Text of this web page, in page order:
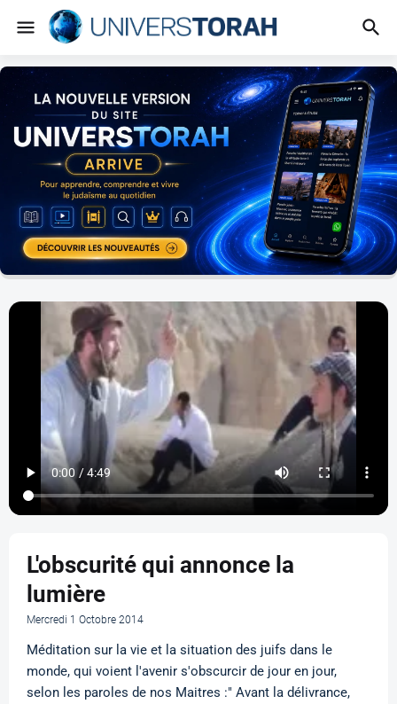
L'obscurité qui annonce la
lumière
Mercredi 1 Octobre 2014
Méditation sur la vie et la situation des juifs dans le
monde, qui voient l'avenir s'obscurcir de jour en jour,
selon les paroles de nos Maitres :" Avant la délivrance,